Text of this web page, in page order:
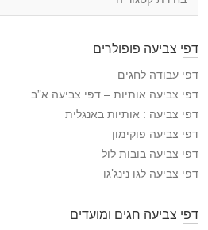
י
ה
צ
י
ע
ה
דפי צביעה פופולרים
דפי עבודה לחגים
דפי צביעה אותיות – דפי צביעה א”ב
דפי צביעה : אותיות באנגלית
דפי צביעה פוקימון
דפי צביעה בובות לול
דפי צביעה לגו נינג’גו
דפי צביעה חגים ומועדים